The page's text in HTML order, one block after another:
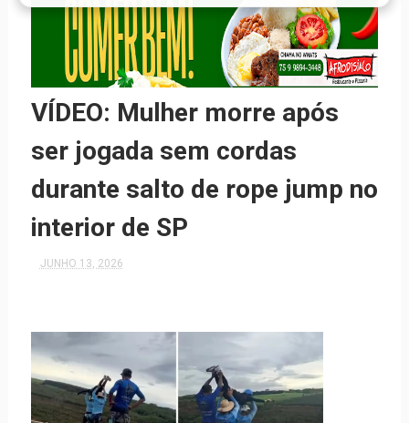
VÍDEO: Mulher morre após
ser jogada sem cordas
durante salto de rope jump no
interior de SP
JUNHO 13, 2026